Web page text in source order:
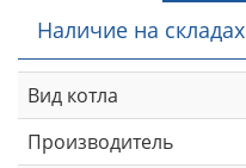
Наличие на складах
Вид котла
Производитель